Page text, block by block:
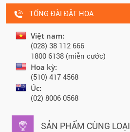
TỔNG ĐÀI ĐẶT HOA
Việt nam:
(028) 38 112 666
1800 6138 (miễn cước)
Hoa kỳ:
(510) 417 4568
Úc:
(02) 8006 0568
SẢN PHẨM CÙNG LOẠI